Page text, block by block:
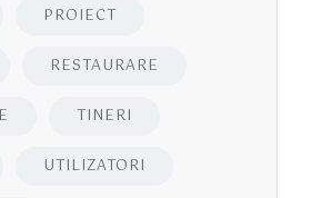
PROIECT
RESTAURARE
TINERI
UTILIZATORI